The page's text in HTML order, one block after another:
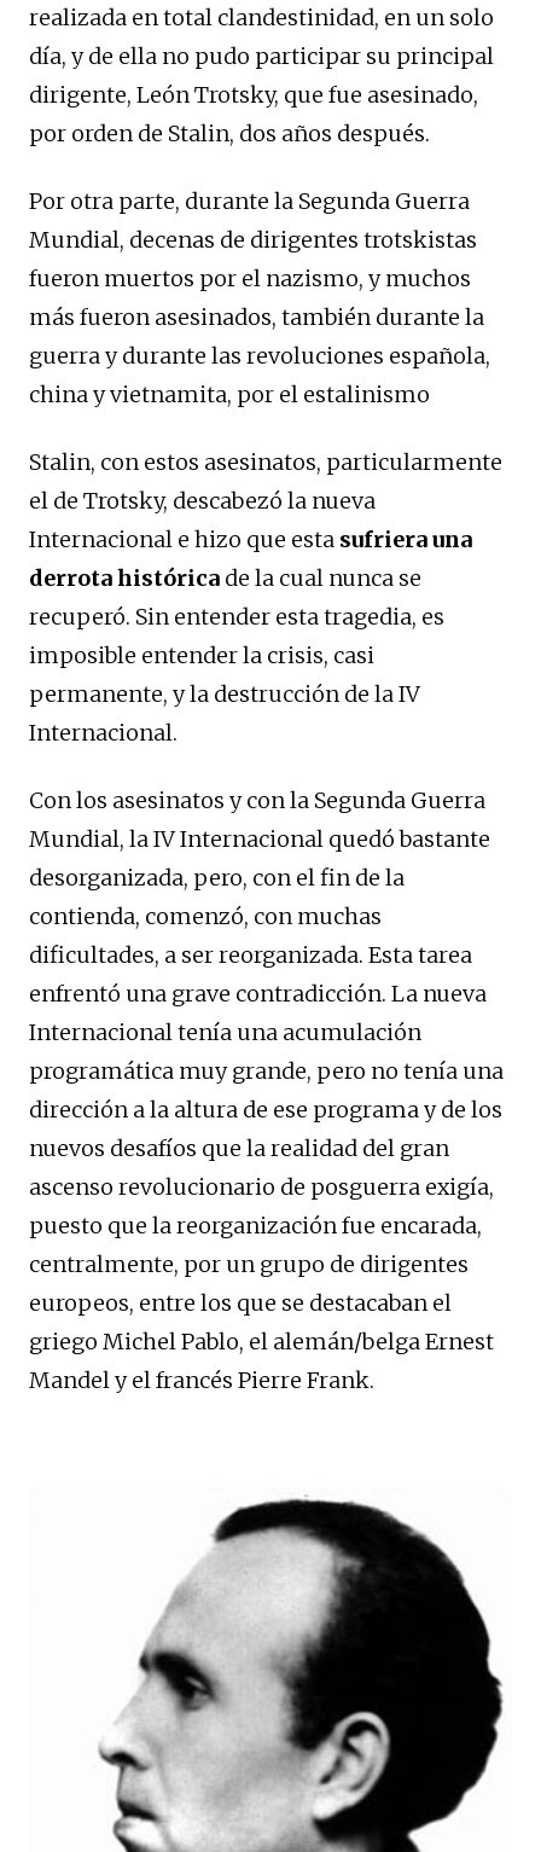
realizada en total clandestinidad, en un solo
día, y de ella no pudo participar su principal
dirigente, León Trotsky, que fue asesinado,
por orden de Stalin, dos años después.
Por otra parte, durante la Segunda Guerra
Mundial, decenas de dirigentes trotskistas
fueron muertos por el nazismo, y muchos
más fueron asesinados, también durante la
guerra y durante las revoluciones española,
china y vietnamita, por el estalinismo
Stalin, con estos asesinatos, particularmente
el de Trotsky, descabezó la nueva
Internacional e hizo que esta sufriera una
derrota histórica de la cual nunca se
recuperó. Sin entender esta tragedia, es
imposible entender la crisis, casi
permanente, y la destrucción de la IV
Internacional.
Con los asesinatos y con la Segunda Guerra
Mundial, la IV Internacional quedó bastante
desorganizada, pero, con el fin de la
contienda, comenzó, con muchas
dificultades, a ser reorganizada. Esta tarea
enfrentó una grave contradicción. La nueva
Internacional tenía una acumulación
programática muy grande, pero no tenía una
dirección a la altura de ese programa y de los
nuevos desafíos que la realidad del gran
ascenso revolucionario de posguerra exigía,
puesto que la reorganización fue encarada,
centralmente, por un grupo de dirigentes
europeos, entre los que se destacaban el
griego Michel Pablo, el alemán/belga Ernest
Mandel y el francés Pierre Frank.